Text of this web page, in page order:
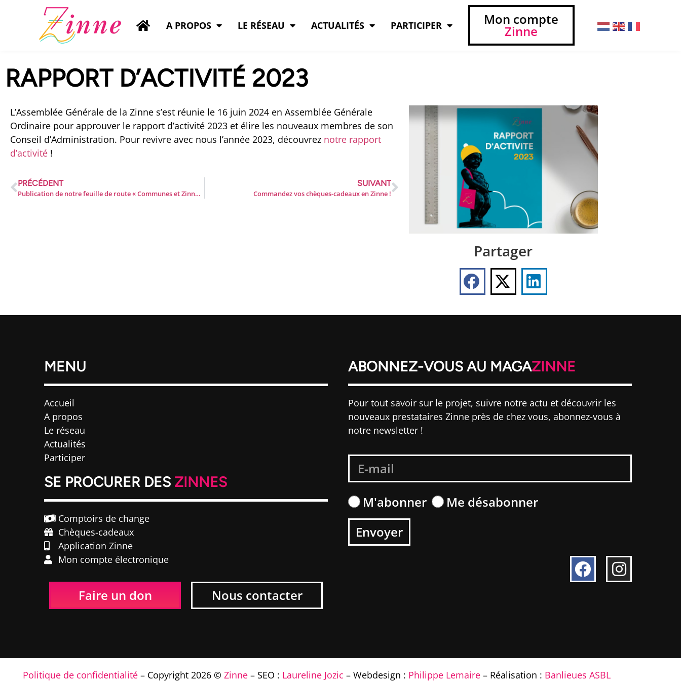
A PROPOS LE RÉSEAU ACTUALITÉS PARTICIPER Mon compte
Zinne
RAPPORT D’ACTIVITÉ 2023
L’Assemblée Générale de la Zinne s’est réunie le 16 juin 2024 en Assemblée Générale
Ordinaire pour approuver le rapport d’activité 2023 et élire les nouveaux membres de son
Conseil d’Administration. Pour revivre avec nous l’année 2023, découvrez notre rapport
d’activité !
PRÉCÉDENT
Publication de notre feuille de route « Communes et Zinnes »
SUIVANT
Commandez vos chèques-cadeaux en Zinne !
Partager
MENU
Accueil
A propos
Le réseau
Actualités
Participer
SE PROCURER DES ZINNES
Comptoirs de change
Chèques-cadeaux
Application Zinne
Mon compte électronique
Faire un don Nous contacter
ABONNEZ-VOUS AU MAGAZINNE
Pour tout savoir sur le projet, suivre notre actu et découvrir les
nouveaux prestataires Zinne près de chez vous, abonnez-vous à
notre newsletter !
M'abonner
Me désabonner
Envoyer
Politique de confidentialité – Copyright 2026 © Zinne – SEO : Laureline Jozic – Webdesign : Philippe Lemaire – Réalisation : Banlieues ASBL